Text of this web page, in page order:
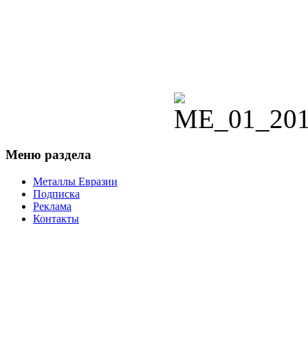
Меню раздела
Металлы Евразии
Подписка
Реклама
Контакты